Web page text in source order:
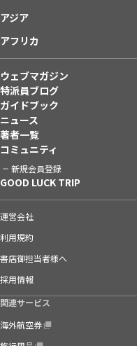
アジア
アフリカ
ウェブマガジン
特派員ブログ
ガイドブック
ニュース
著者一覧
コミュニティ
新規会員登録
GOOD LUCK TRIP
運営会社
利用規約
書店御担当者様へ
採用情報
関連サービス
海外航空券